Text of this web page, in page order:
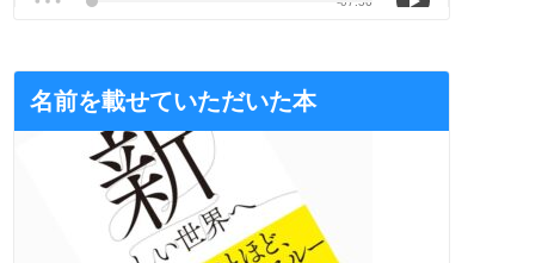
名前を載せていただいた本